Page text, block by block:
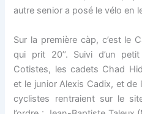
autre senior a posé le vélo en
Sur la première càp, c’est le
qui prit 20’’. Suivi d’un
Cotistes, les cadets Chad
et le junior Alexis Cadix, et de
cyclistes rentraient sur le